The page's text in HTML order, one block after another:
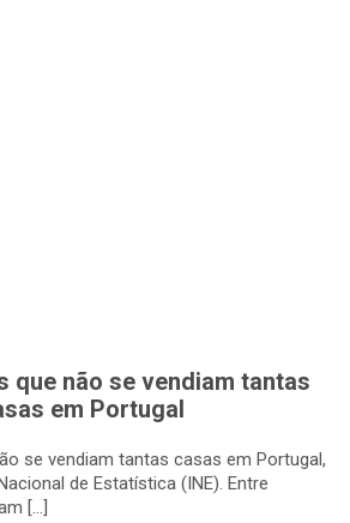
que não se vendiam tantas
em Portugal
se vendiam tantas casas em Portugal,
de Estatística (INE). Entre
[…]